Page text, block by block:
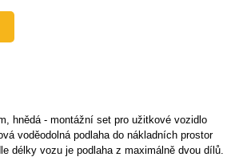
hnědá - montážní set pro užitkové vozidlo
voděodolná podlaha do nákladních prostor
délky vozu je podlaha z maximálně dvou dílů.